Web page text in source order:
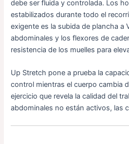
debe ser fluida y controlada. Los
estabilizados durante todo el
exigente es la subida de plancha a
abdominales y los flexores de
resistencia de los muelles para
Up Stretch pone a prueba la
control mientras el cuerpo cambia
ejercicio que revela la calidad del
abdominales no están activos, las